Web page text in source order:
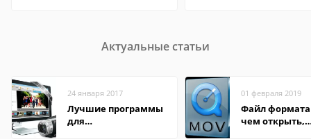
Актуальные статьи
24 января 2017
Лучшие программы
для
01 февраля 2019
Файл формата
чем открыть,